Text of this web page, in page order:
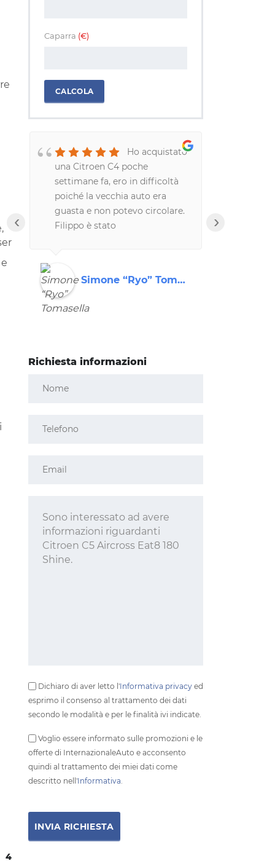
4
Caparra (€)
CALCOLA
Ho acquistato
una Citroen C4 poche
settimane fa, ero in difficoltà
poiché la vecchia auto era
guasta e non potevo circolare.
Filippo è stato
ed affidabili.
Simone “Ryo” Tomasella
‹ ›
Richiesta informazioni
Dichiaro di aver letto l'Informativa privacy ed
esprimo il consenso al trattamento dei dati
secondo le modalità e per le finalità ivi indicate.
Voglio essere informato sulle promozioni e le
offerte di InternazionaleAuto e acconsento
quindi al trattamento dei miei dati come
descritto nell'Informativa